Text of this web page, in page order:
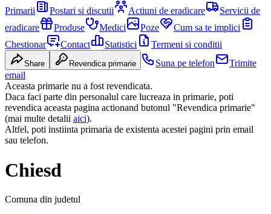
Primarii
Postari si discutii Actiuni de eradicare
Servicii de
eradicare
Produse Medici Poze
Cum sa te implici
Chestionar
Contact Statistici Termeni si conditii
Share Revendica primarie Suna pe telefon
Trimite
email
Aceasta primarie nu a fost revendicata.
Daca faci parte din personalul care lucreaza in primarie, poti
revendica aceasta pagina actionand butonul "Revendica primarie"
(mai multe detalii aici).
Altfel, poti instiinta primaria de existenta acestei pagini prin email
sau telefon.
Chiesd
Comuna din judetul